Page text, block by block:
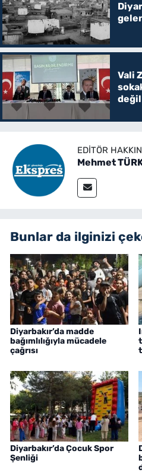
Vali
değil
EDITÖR
Mehmet
Bunlar da ilginizi
Diyarbakır’da madde
bağımlılığıyla mücadele
çağrısı
Diyarbakır’da Çocuk Spor
Şenliği